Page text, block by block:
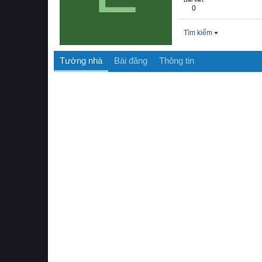
0
Tìm kiếm
Tường nhà Bài đăng Thông tin